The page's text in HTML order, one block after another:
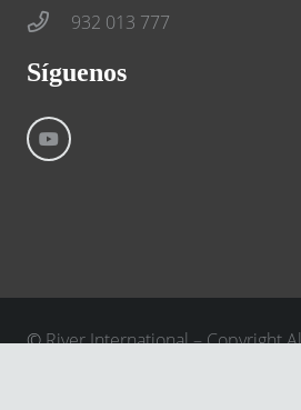
932 013 777
Síguenos
©River International – Copyright